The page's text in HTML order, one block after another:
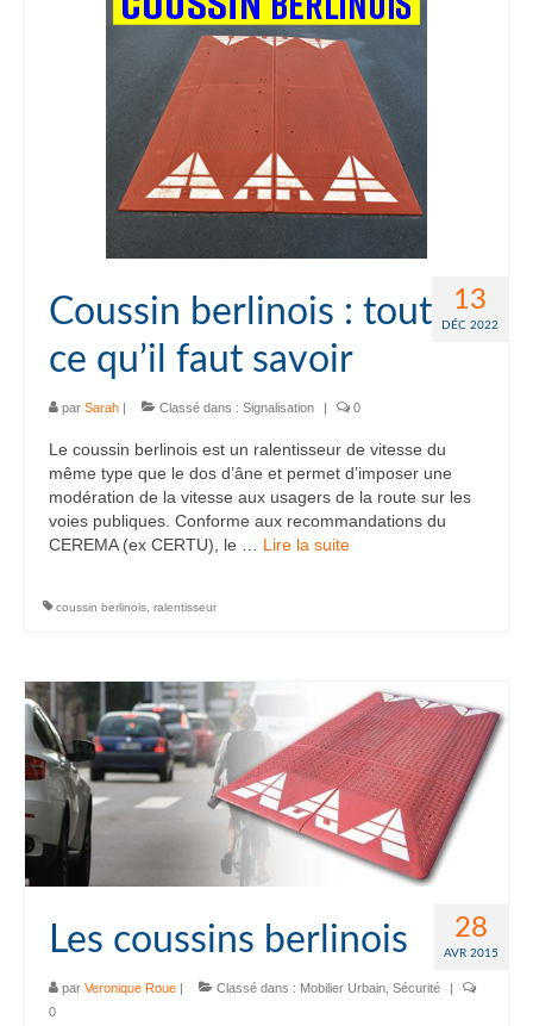
13
DÉC 2022
Coussin berlinois : tout
ce qu’il faut savoir
par Sarah | Classé dans : Signalisation | 0
Le coussin berlinois est un ralentisseur de vitesse du
même type que le dos d’âne et permet d’imposer une
modération de la vitesse aux usagers de la route sur les
voies publiques. Conforme aux recommandations du
CEREMA (ex CERTU), le … Lire la suite­­
coussin berlinois ralentisseur
28
AVR 2015
Les coussins berlinois
par Veronique Roue | Classé dans : Mobilier Urbain Sécurité
|
0